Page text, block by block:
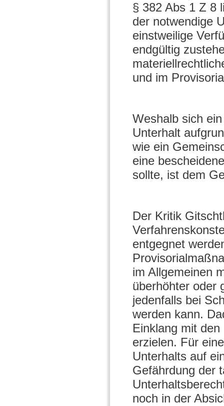
§ 382 Abs 1 Z 8
der notwendige
einstweilige
endgültig
und im
Weshalb sich
Unterhalt
wie ein
eine
sollte, ist dem
Der Kritik
entgegnet
im Allgemeinen
überhöhter oder
jedenfalls bei
werden kann.
Einklang mit
erzielen. Für
Unterhalts auf
Gefährdung der
noch in der